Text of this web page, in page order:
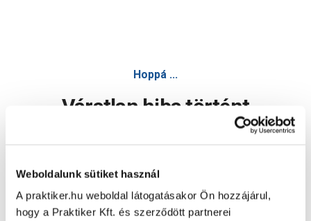
Weboldalunk sütiket használ
A praktiker.hu weboldal látogatásakor Ön hozzájárul,
hogy a Praktiker Kft. és szerződött partnerei
Hoppá ...
Váratlan hiba történt
Oldal újratöltése